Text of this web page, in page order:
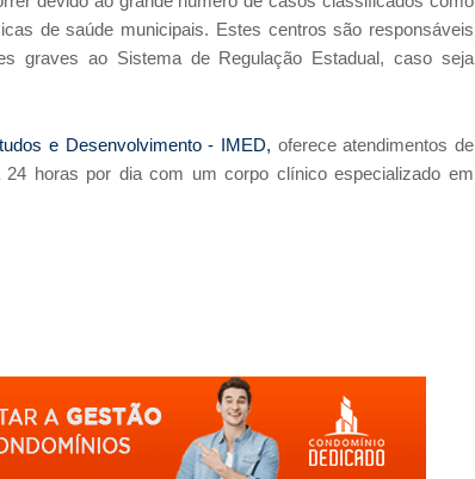
de saúde municipais. Estes centros são responsáveis
graves ao Sistema de Regulação Estadual, caso seja
e Desenvolvimento - IMED, oferece atendimentos de
horas por dia com um corpo clínico especializado em